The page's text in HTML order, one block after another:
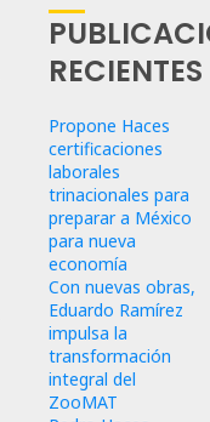
RECIENTES
Propone Haces
certificaciones
laborales
trinacionales para
preparar a México
para nueva
economía
Con nuevas obras,
Eduardo Ramírez
impulsa la
transformación
integral del
ZooMAT